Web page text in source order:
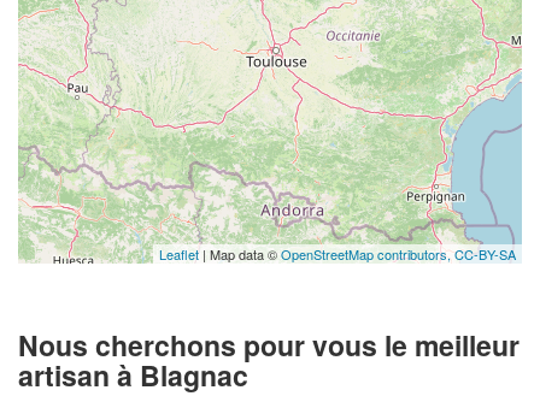
Leaflet | Map data ©OpenStreetMap contributors,CC-BY-SA
Nous cherchons pour vous le meilleur
artisan à Blagnac